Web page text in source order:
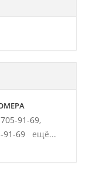
91-69,
91-69 ещё...